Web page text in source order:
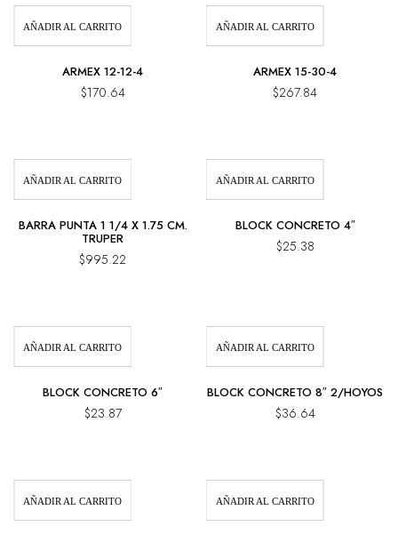
AÑADIR AL CARRITO
ARMEX 12-12-4
$170.64
AÑADIR AL CARRITO
ARMEX 15-30-4
$267.84
AÑADIR AL CARRITO
BARRA PUNTA 1 1/4 X 1.75 CM.
TRUPER
$995.22
AÑADIR AL CARRITO
BLOCK CONCRETO 4″
$25.38
AÑADIR AL CARRITO
BLOCK CONCRETO 6″
$23.87
AÑADIR AL CARRITO
BLOCK CONCRETO 8″ 2/HOYOS
$36.64
AÑADIR AL CARRITO AÑADIR AL CARRITO